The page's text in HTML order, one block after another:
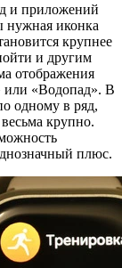
и приложений
нужная иконка
крупнее
и другим
отображения
или «Водопад». В
одному в ряд,
крупно.
плюс.